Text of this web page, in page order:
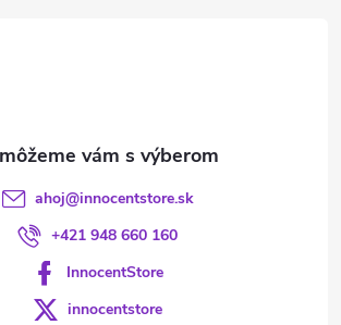
ahoj@innocentstore.sk
+421 948 660 160
InnocentStore
innocentstore